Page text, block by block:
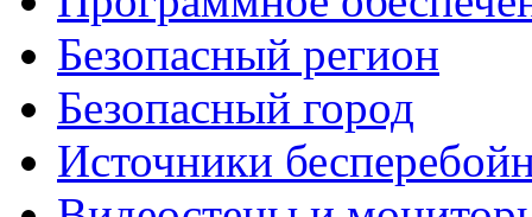
Безопасный регион
Безопасный город
Источники